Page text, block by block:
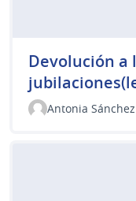
Devolución a
Antonia